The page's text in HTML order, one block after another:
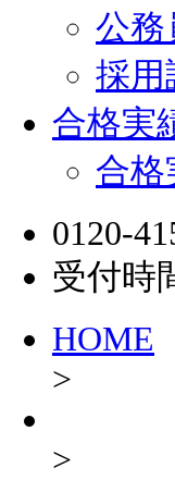
公務
採用
合格実
合格
0120-
受付時
HOME
>
>